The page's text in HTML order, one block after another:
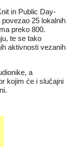
in Public Day-
25 lokalnih
preko 800.
te se tako
aktivnosti vezanih
a
kojim će i slučajni